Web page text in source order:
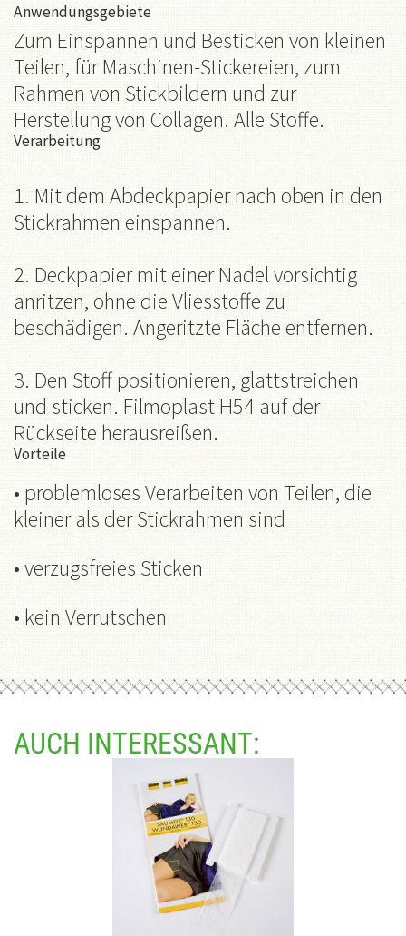
Anwendungsgebiete
Zum Einspannen und Besticken von kleinen
Teilen, für Maschinen-Stickereien, zum
Rahmen von Stickbildern und zur
Herstellung von Collagen. Alle Stoffe.
Verarbeitung
1. Mit dem Abdeckpapier nach oben in den
Stickrahmen einspannen.
2. Deckpapier mit einer Nadel vorsichtig
anritzen, ohne die Vliesstoffe zu
beschädigen. Angeritzte Fläche entfernen.
3. Den Stoff positionieren, glattstreichen
und sticken. Filmoplast H54 auf der
Rückseite herausreißen.
Vorteile
• problemloses Verarbeiten von Teilen, die
kleiner als der Stickrahmen sind
• verzugsfreies Sticken
• kein Verrutschen
AUCH INTERESSANT: